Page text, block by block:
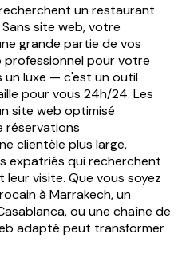
un restaurant
site web, votre
grande partie de vos
professionnel pour votre
luxe — c'est un outil
pour vous 24h/24. Les
site web optimisé
réservations
clientèle plus large,
expatriés qui recherchent
visite. Que vous soyez
à Marrakech, un
ou une chaîne de
adapté peut transformer